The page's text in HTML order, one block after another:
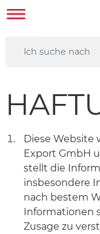
Diese Website
Export GmbH
stellt die
insbesondere
nach bestem
Informationen
Zusage zu